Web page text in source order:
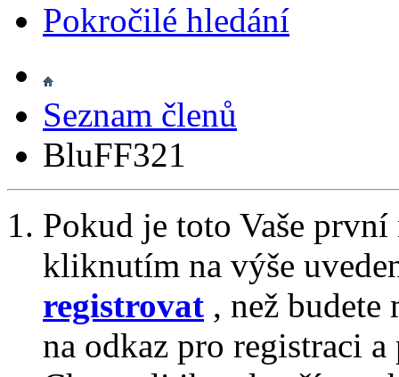
Pokročilé hledání
Seznam členů
BluFF321
Pokud je toto Vaše
kliknutím na výše
registrovat , než
na odkaz pro registraci